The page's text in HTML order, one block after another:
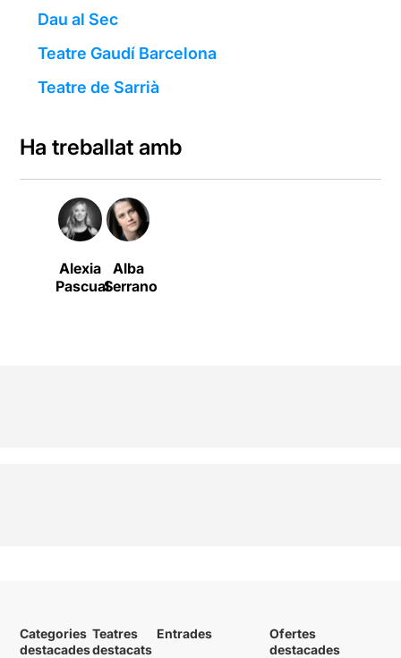
Dau al Sec
Teatre Gaudí Barcelona
Teatre de Sarrià
Ha treballat amb
Alexia
Pascual
Alba
Serrano
Categories
destacades
Teatres
destacats
Entrades
Ofertes
destacades